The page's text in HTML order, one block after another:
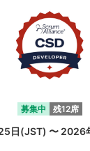
募集中 残12席
日(JST) 〜 2026